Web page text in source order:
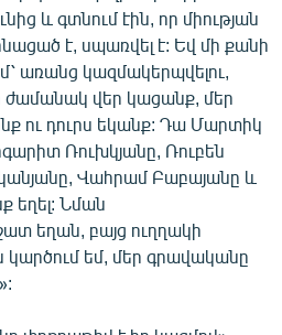
և գտնում էին, որ միության
է, սպառվել է: Եվ մի քանի
առանց կազմակերպվելու,
ժամանակ վեր կացանք, մեր
ու դուրս եկանք: Դա Մարտիկ
Ռուխկյանը, Ռուբեն
Վահրամ Բաբայանը և
եղել: Նման
եղան, բայց ուղղակի
եմ, մեր գրավականը